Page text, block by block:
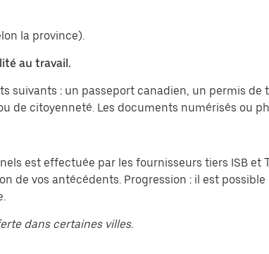
la province).
au travail.
suivants : un passeport canadien, un permis
de citoyenneté. Les documents numérisés ou
est effectuée par les fournisseurs tiers ISB et
de vos antécédents. Progression : il est
dans certaines villes.